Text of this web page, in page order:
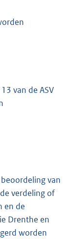
van de ASV
van
verdeling of
en de
Drenthe en
worden